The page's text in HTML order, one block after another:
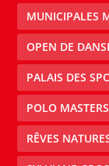
MUNICIPALES
OPEN DE
PALAIS DES
POLO
RÊVES